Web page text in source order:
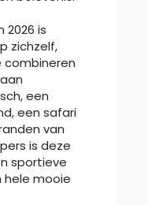
2026 is
zichzelf,
een
een safari
van
is deze
sportieve
hele mooie